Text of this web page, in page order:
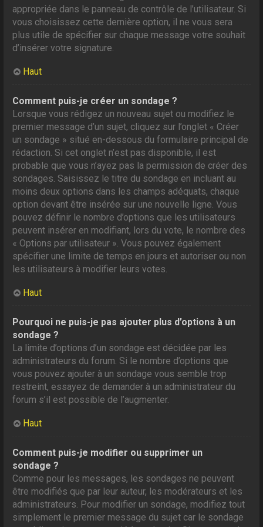
appropriée dans le panneau de contrôle de l’utilisateur. Si
vous choisissez cette dernière option, il ne vous sera
plus utile de spécifier sur chaque message votre souhait
d’insérer votre signature.
Haut
Comment puis-je créer un sondage ?
Lorsque vous rédigez un nouveau sujet ou modifiez le
premier message d’un sujet, cliquez sur l’onglet « Créer
un sondage » situé en-dessous du formulaire principal de
rédaction. Si cet onglet n’est pas disponible, il est
probable que vous n’ayez pas la permission de créer des
sondages. Saisissez le titre du sondage en incluant au
moins deux options dans les champs adéquats, chaque
option devant être insérée sur une nouvelle ligne. Vous
pouvez définir le nombre d’options que les utilisateurs
peuvent insérer en modifiant, lors du vote, le nombre des
« Options par utilisateur ». Vous pouvez également
spécifier une limite de temps en jours et autoriser ou non
les utilisateurs à modifier leurs votes.
Haut
Pourquoi ne puis-je pas ajouter plus d’options à un
sondage ?
La limite d’options d’un sondage est décidée par les
administrateurs du forum. Si le nombre d’options que
vous pouvez ajouter à un sondage vous semble trop
restreint, essayez de demander à un administrateur du
forum s’il est possible de l’augmenter.
Haut
Comment puis-je modifier ou supprimer un
sondage ?
Comme pour les messages, les sondages ne peuvent
être modifiés que par leur auteur, les modérateurs et les
administrateurs. Pour modifier un sondage, modifiez tout
simplement le premier message du sujet car le sondage